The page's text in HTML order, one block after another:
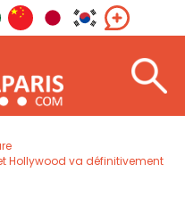
Hollywood va définitivement